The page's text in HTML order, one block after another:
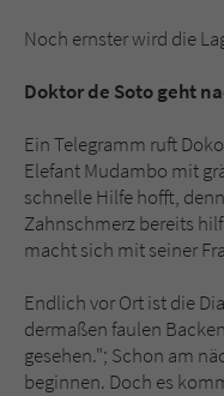
Noch ernster wird die
Doktor de Soto geht
Ein Telegramm ruft
Elefant Mudambo mit
schnelle Hilfe hofft,
Zahnschmerz bereits
macht sich mit seiner
Endlich vor Ort ist die
dermaßen faulen
gesehen."; Schon am
beginnen. Doch es